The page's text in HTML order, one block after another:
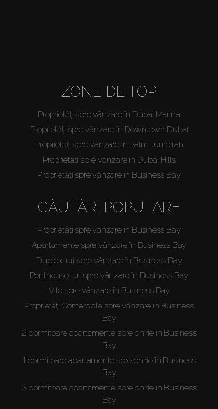
Agenți
About Us
ZONE DE TOP
Proprietăți spre vânzare în Dubai Marina
Proprietăți spre vânzare în Downtown Dubai
Proprietăți spre vânzare în Palm Jumeirah
Proprietăți spre vânzare în Dubai Hills
Proprietăți spre vânzare în Business Bay
CĂUTĂRI POPULARE
Proprietăți spre vânzare în Business Bay
Apartamente spre vânzare în Business Bay
Duplex-uri spre vânzare în Business Bay
Penthouse-uri spre vânzare în Business Bay
Vile spre vânzare în Business Bay
Proprietăți Comerciale spre vânzare în Business
Bay
2 dormitoare apartamente spre chirie în Business
Bay
1 dormitoare apartamente spre chirie în Business
Bay
3 dormitoare apartamente spre chirie în Business
Bay